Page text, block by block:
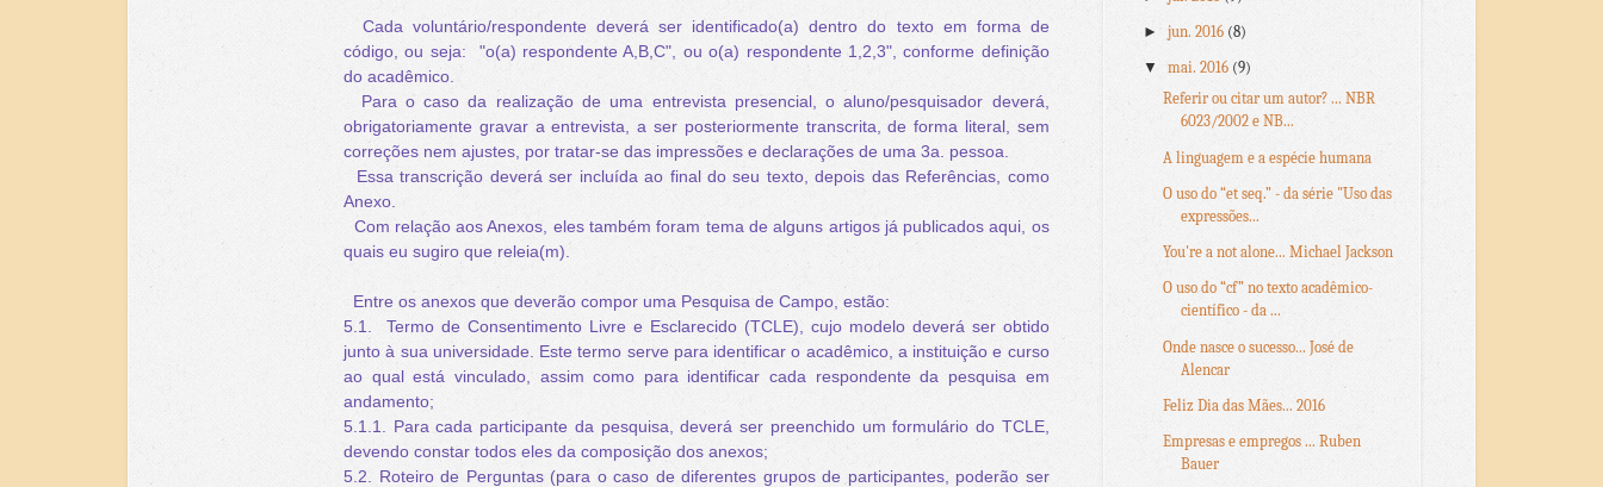
Cada voluntário/respondente deverá ser identificado(a) dentro do texto em forma de
código, ou seja: "o(a) respondente A,B,C", ouo(a) respondente 1,2,3", conforme definição
do acadêmico.
Para o caso da realização de uma entrevista presencial, o aluno/pesquisador deverá,
obrigatoriamente gravar a entrevista, a ser posteriormente transcrita, de forma literal, sem
correções nem ajustes, por tratar-se das impressões e declarações de uma 3a. pessoa.
Essa transcrição deverá ser incluída ao final do seu texto, depois das Referências, como
Anexo.
Com relação aos Anexos, eles também foram tema de alguns artigos já publicados aqui, os
quais eu sugiro que releia(m).
Entre os anexos que deverão compor uma Pesquisa de Campo, estão:
5.1. Termo de Consentimento Livre e Esclarecido (TCLE), cujo modelo deverá ser obtido
junto à sua universidade. Este termo serve para identificar o acadêmico, a instituição e curso
ao qual está vinculado, assim como para identificar cada respondente da pesquisa em
andamento;
5.1.1. Para cada participante da pesquisa, deverá ser preenchido um formulário do TCLE,
devendo constar todos eles da composição dos anexos;
5.2. Roteiro de Perguntas (para o caso de diferentes grupos de participantes, poderão ser
► jun. 2016 (8)
▼ mai. 2016 (9)
Referir ou citar um autor? ... NBR
6023/2002 e NB...
A linguagem e a espécie humana
O uso do “et seq.” - da série "Uso das
expressões...
You're a not alone... Michael Jackson
O uso do “cf” no texto acadêmico-
científico - da ...
Onde nasce o sucesso... José de
Alencar
Feliz Dia das Mães... 2016
Empresas e empregos ... Ruben
Bauer